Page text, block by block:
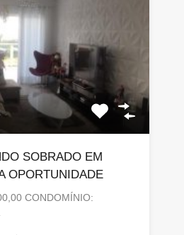
SOBRADO EM
OPORTUNIDADE
CONDOMÍNIO: